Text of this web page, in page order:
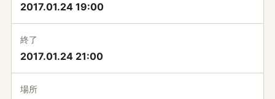
2017.01.24 19:00
終了
2017.01.24 21:00
場所